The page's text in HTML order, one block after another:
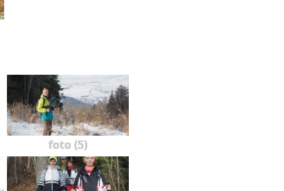
foto (5)